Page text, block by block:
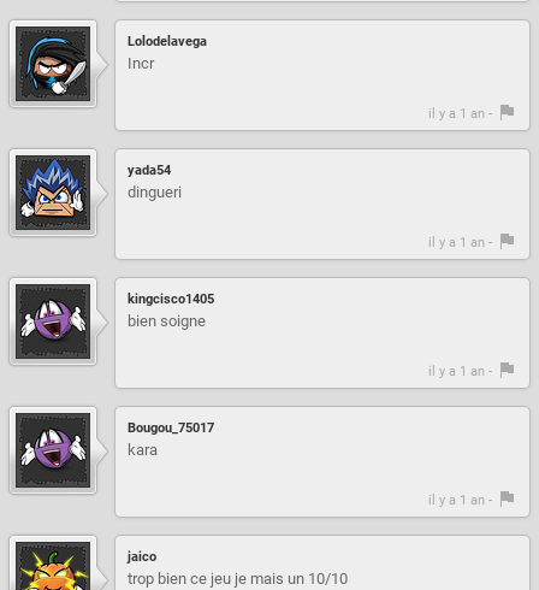
Lolodelavega
Incr
il y a 1 an -
yada54
dingueri
il y a 1 an -
kingcisco1405
bien soigne
il y a 1 an -
Bougou_75017
kara
il y a 1 an -
jaico
trop bien ce jeu je mais un 10/10